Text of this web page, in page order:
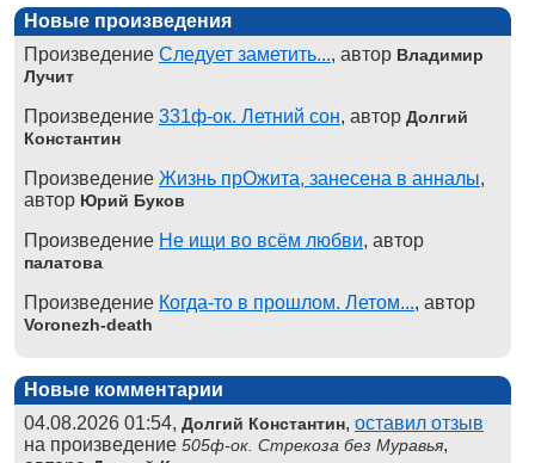
Новые произведения
Произведение Следует заметить..., автор Владимир
Лучит
Произведение 331ф-ок. Летний сон, автор Долгий
Константин
Произведение Жизнь прОжита, занесена в анналы,
автор Юрий Буков
Произведение Не ищи во всём любви, автор
палатова
Произведение Когда-то в прошлом. Летом..., автор
Voronezh-death
Новые комментарии
04.08.2026 01:54, Долгий Константин, оставил отзыв
на произведение 505ф-ок. Стрекоза без Муравья,